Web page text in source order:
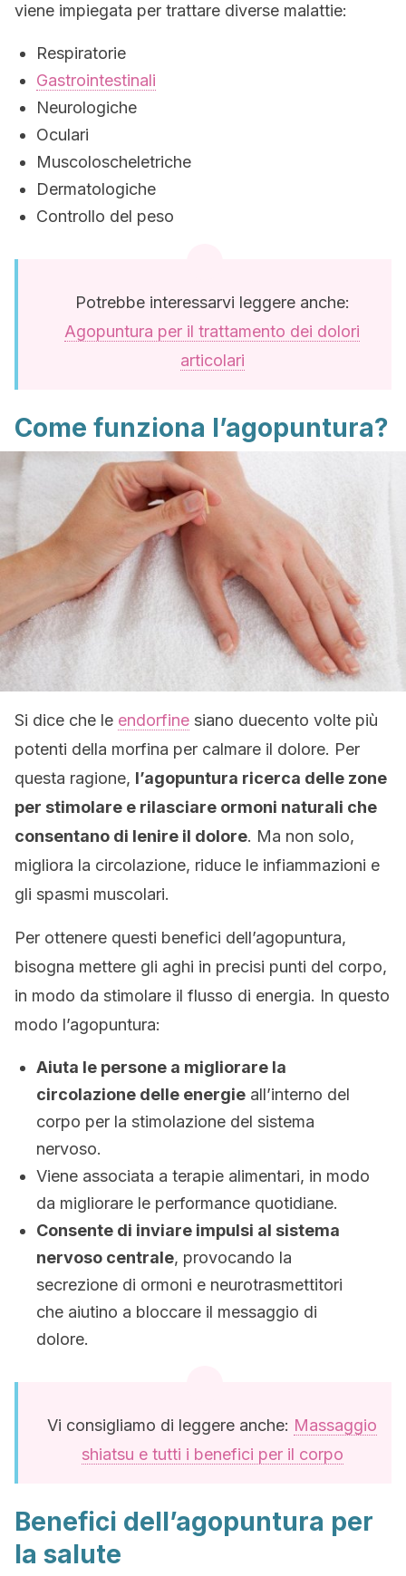
viene impiegata per trattare diverse malattie:
Respiratorie
Gastrointestinali
Neurologiche
Oculari
Muscoloscheletriche
Dermatologiche
Controllo del peso
Potrebbe interessarvi leggere anche:
Agopuntura per il trattamento dei dolori
articolari
Come funziona l’agopuntura?
Si dice che le endorfine siano duecento volte più
potenti della morfina per calmare il dolore. Per
questa ragione, l’agopuntura ricerca delle zone
per stimolare e rilasciare ormoni naturali che
consentano di lenire il dolore. Ma non solo,
migliora la circolazione, riduce le infiammazioni e
gli spasmi muscolari.
Per ottenere questi benefici dell’agopuntura,
bisogna mettere gli aghi in precisi punti del corpo,
in modo da stimolare il flusso di energia. In questo
modo l’agopuntura:
Aiuta le persone a migliorare la
circolazione delle energie all’interno del
corpo per la stimolazione del sistema
nervoso.
Viene associata a terapie alimentari, in modo
da migliorare le performance quotidiane.
Consente di inviare impulsi al sistema
nervoso centrale, provocando la
secrezione di ormoni e neurotrasmettitori
che aiutino a bloccare il messaggio di
dolore.
Vi consigliamo di leggere anche: Massaggio
shiatsu e tutti i benefici per il corpo
Benefici dell’agopuntura per
la salute